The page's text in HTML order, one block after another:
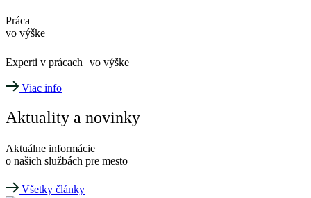
Práca
vo výške
Experti v prácach vo výške
Viac info
Aktuality a novinky
Aktuálne informácie
o našich službách pre mesto
Všetky články